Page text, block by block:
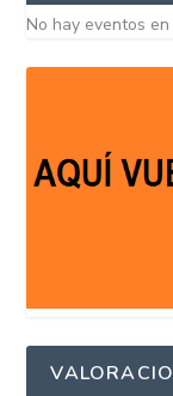
No hay eventos